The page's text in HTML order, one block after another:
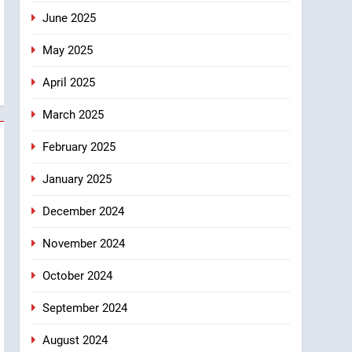
June 2025
May 2025
April 2025
March 2025
February 2025
January 2025
December 2024
November 2024
October 2024
September 2024
August 2024